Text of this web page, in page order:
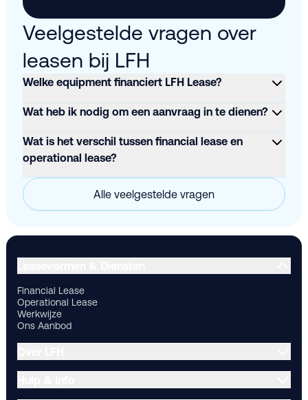
Veelgestelde vragen over
leasen bij LFH
Welke equipment financiert LFH Lease?
Wat heb ik nodig om een aanvraag in te dienen?
Wat is het verschil tussen financial lease en
operational lease?
Alle veelgestelde vragen
Financial Lease
Operational Lease
Werkwijze
Ons Aanbod